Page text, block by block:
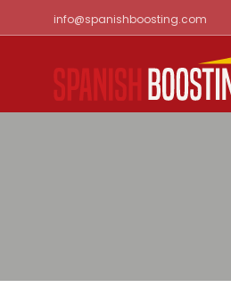
the
info@spanishboosting.com